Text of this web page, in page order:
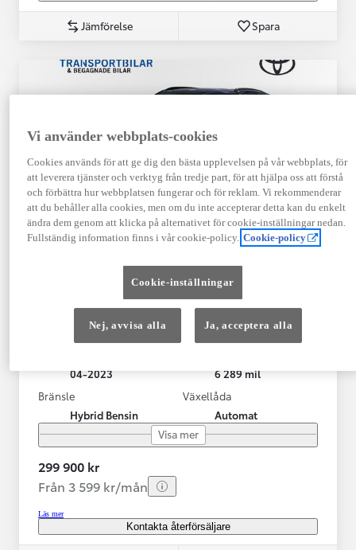
Jämförelse Spara
Toyota Yaris Cross
Toyota Yaris Cross 1,5 Hybrid Adventure Drag V-Hjul
KRYLBO
04-2023
6 289 mil
Bränsle
Hybrid Bensin
Växellåda
Automat
Visa mer
299 900 kr
Från 3 599 kr/mån
Läs mer
Kontakta återförsäljare
Vi använder webbplats-cookies
Cookies används för att ge dig den bästa upplevelsen på vår webbplats, för
att leverera tjänster och verktyg från tredje part, för att hjälpa oss att förstå
och förbättra hur webbplatsen fungerar och för reklam. Vi rekommenderar
att du behåller alla cookies, men om du inte accepterar detta kan du enkelt
ändra dem genom att klicka på alternativet för cookie-inställningar nedan.
Fullständig information finns i vår cookie-policy. Cookie-policy
Cookie-inställningar
Nej, avvisa alla Ja, acceptera alla